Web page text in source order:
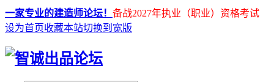
一家专业的建造师论坛！ 备战2027年执业（职业）资格考试
设为首页收藏本站切换到宽版